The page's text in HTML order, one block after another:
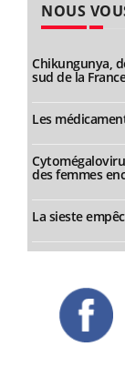
NOUS
Chikungunya,
sud de la
Les
des femmes
La sieste